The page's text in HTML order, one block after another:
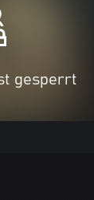
gesperrt